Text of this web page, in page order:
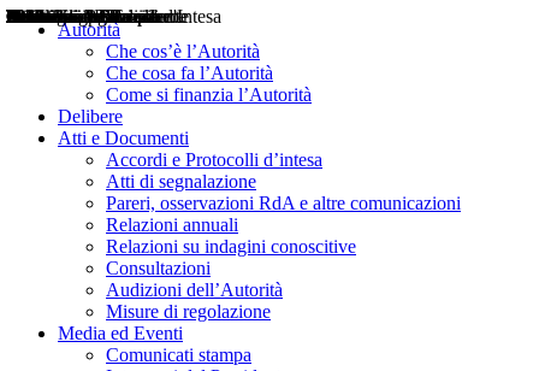
Autorità
Che cos’è l’Autorità
Che cosa fa l’Autorità
Come si finanzia l’Autorità
Delibere
Atti e Documenti
Accordi e Protocolli d’intesa
Atti di segnalazione
Pareri, osservazioni RdA e altre comunicazioni
Relazioni annuali
Relazioni su indagini conoscitive
Consultazioni
Audizioni dell’Autorità
Misure di regolazione
Media ed Eventi
Comunicati stampa
Delibere
Pareri
Consultazioni
Audizioni
Atti di Segnalazione
Accordi e Protocolli d'Intesa
Relazioni annuali
Misure di regolazione
Notizie
Comunicati Stampa
Bollettini ART
Convegni ART
Interviste del Presidente
Articoli in primo piano
Interventi del Presidente
2004
2005
2010
2013
2014
2015
2016
2017
2018
2019
202
2020
2021
2022
2023
2024
2025
2026
Aereo
Marittimo
Terrestre